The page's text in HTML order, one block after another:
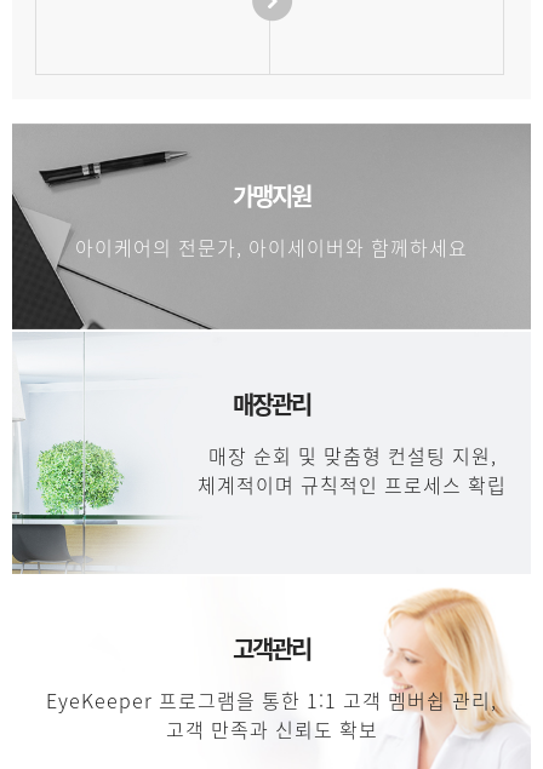
가맹지원
아이케어의 전문가, 아이세이버와 함께하세요
매장관리
매장 순회 및 맞춤형 컨설팅 지원,
체계적이며 규칙적인 프로세스 확립
고객관리
EyeKeeper 프로그램을 통한 1:1 고객 멤버쉽 관리,
고객 만족과 신뢰도 확보